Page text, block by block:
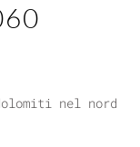
nel nord